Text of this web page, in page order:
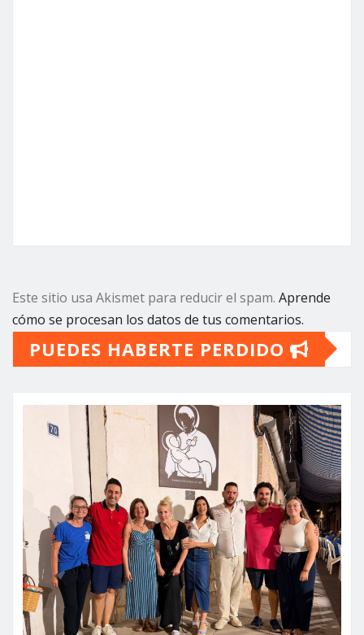
Este sitio usa Akismet para reducir el spam. Aprende
cómo se procesan los datos de tus comentarios.
PUEDES HABERTE PERDIDO